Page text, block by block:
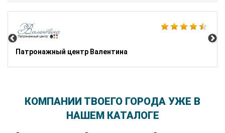
Патронажный центр Валентина
КОМПАНИИ ТВОЕГО ГОРОДА УЖЕ В
НАШЕМ КАТАЛОГЕ